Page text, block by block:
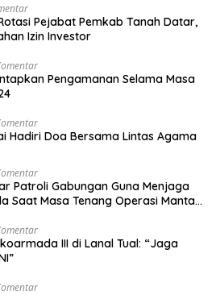
Pejabat Pemkab Tanah Datar,
Izin Investor
Pengamanan Selama Masa
Hadiri Doa Bersama Lintas Agama
Patroli Gabungan Guna Menjaga
Saat Masa Tenang Operasi Mantap
III di Lanal Tual: “Jaga